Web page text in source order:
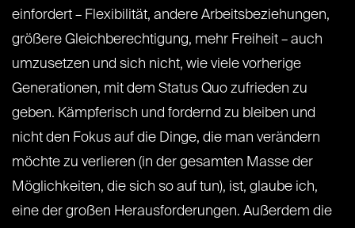
einfordert – Flexibilität, andere Arbeitsbeziehungen,
größere Gleichberechtigung, mehr Freiheit – auch
umzusetzen und sich nicht, wie viele vorherige
Generationen, mit dem Status Quo zufrieden zu
geben. Kämpferisch und fordernd zu bleiben und
nicht den Fokus auf die Dinge, die man verändern
möchte zu verlieren (in der gesamten Masse der
Möglichkeiten, die sich so auf tun), ist, glaube ich,
eine der großen Herausforderungen. Außerdem die